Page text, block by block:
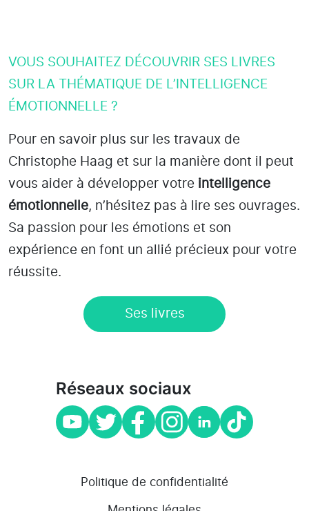
VOUS SOUHAITEZ DÉCOUVRIR SES LIVRES
SUR LA THÉMATIQUE DE L’INTELLIGENCE
ÉMOTIONNELLE ?
Pour en savoir plus sur les travaux de
Christophe Haag et sur la manière dont il peut
vous aider à développer votre intelligence
émotionnelle, n’hésitez pas à lire ses ouvrages.
Sa passion pour les émotions et son
expérience en font un allié précieux pour votre
réussite.
Ses livres
Réseaux sociaux
Politique de confidentialité